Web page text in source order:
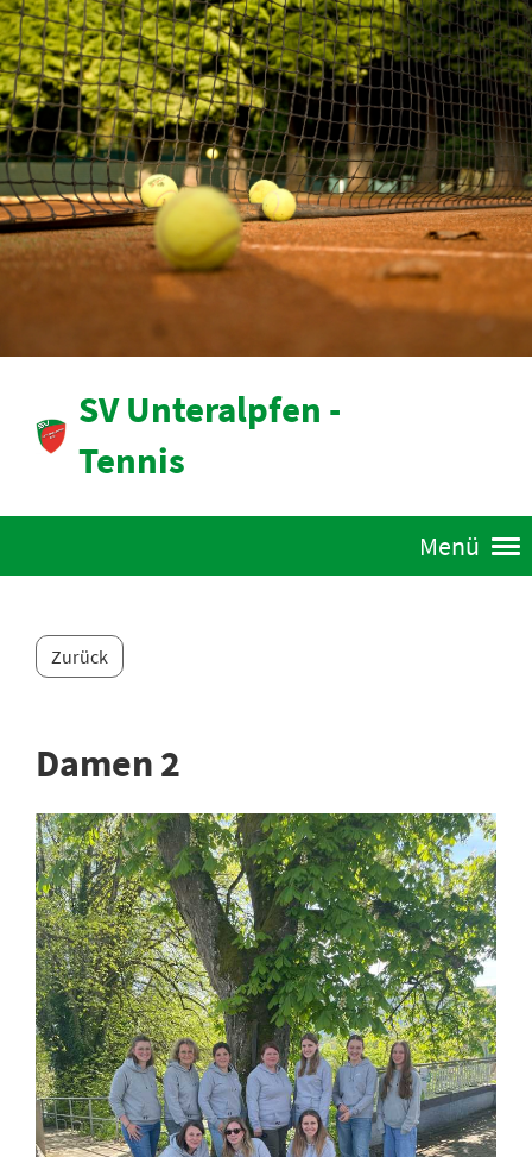
SV Unteralpfen -
Tennis
Menü
Zurück
Damen 2